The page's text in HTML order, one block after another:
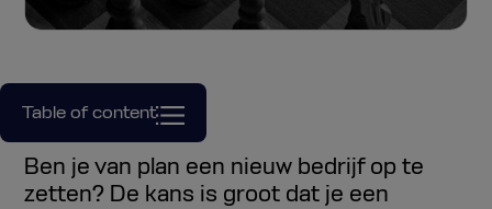
Table of content
Ben je van plan een nieuw bedrijf op te
zetten? De kans is groot dat je een